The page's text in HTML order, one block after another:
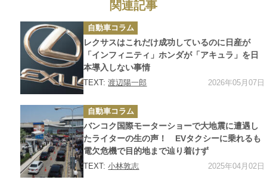
関連記事
カ
テ
ゴ
リ
ー
自動車コラム
レクサスはこれだけ成功しているのに日産が
「インフィニティ」ホンダが「アキュラ」を日
本導入しない事情
TEXT:渡辺陽一郎 2026年05月07日
カ
テ
ゴ
リ
ー
自動車コラム
バンコク国際モーターショーで大地震に遭遇し
たライターの生の声！ EVタクシーに乗れるも
電欠危機で目的地まで辿り着けず
TEXT:小林敦志 2025年04月02日